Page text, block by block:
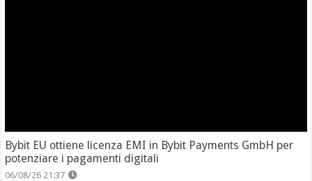
Bybit EU ottiene licenza EMI in Bybit Payments GmbH per
potenziare i pagamenti digitali
06/08/26 21:37